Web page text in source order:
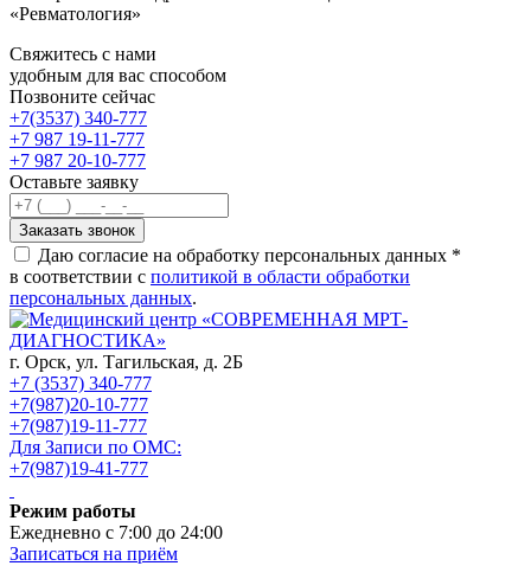
«Ревматология»
Свяжитесь с нами
удобным для вас способом
Позвоните сейчас
+7(3537) 340-777
+7 987 19-11-777
+7 987 20-10-777
Оставьте заявку
Даю согласие на обработку персональных данных *
в соответствии с политикой в области обработки
персональных данных.
г. Орск, ул. Тагильская, д. 2Б
+7 (3537) 340-777
+7(987)20-10-777
+7(987)19-11-777
Для Записи по ОМС:
+7(987)19-41-777
Режим работы
Ежедневно с 7:00 до 24:00
Записаться на приём